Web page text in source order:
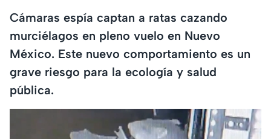
Cámaras espía captan a ratas cazando
murciélagos en pleno vuelo en Nuevo
México. Este nuevo comportamiento es un
grave riesgo para la ecología y salud
pública.